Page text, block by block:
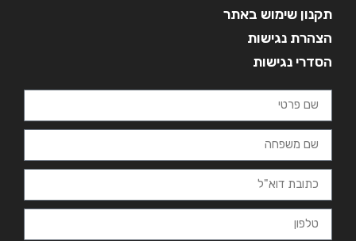
תקנון שימוש באתר
הצהרת נגישות
הסדרי נגישות